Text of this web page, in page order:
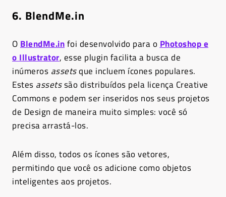
6. BlendMe.in
O BlendMe.infoi desenvolvido para o Photoshop e
o Illustrator, esse plugin facilita a busca de
inúmeros assetsque incluem ícones populares.
Estes assetssão distribuídos pela licença Creative
Commons e podem ser inseridos nos seus projetos
de Design de maneira muito simples: você só
precisa arrastá-los.
Além disso, todos os ícones são vetores,
permitindo que você os adicione como objetos
inteligentes aos projetos.